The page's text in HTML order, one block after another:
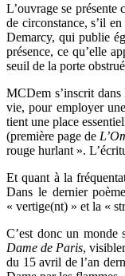
L’ouvrage se
de circonstance, s’il
Demarcy, qui publie
présence, ce qu’elle
seuil de la porte
MCDem s’inscrit dans
vie, pour employer
tient une place
(première page de
rouge hurlant ».
Et quant à la
Dans le dernier
« vertige(nt) » et la «
C’est donc un monde
Dame de Paris,
du 15 avril de l’an